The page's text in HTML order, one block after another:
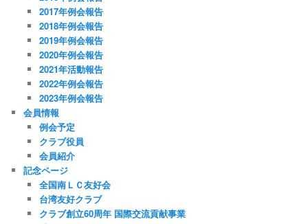
2017年例会報告
2018年例会報告
2019年例会報告
2020年例会報告
2021年活動報告
2022年例会報告
2023年例会報告
会員情報
例会予定
クラブ役員
会員紹介
記念ページ
全国南ＬＣ友好会
台湾友好クラブ
クラブ創立60周年 国際交流貢献事業